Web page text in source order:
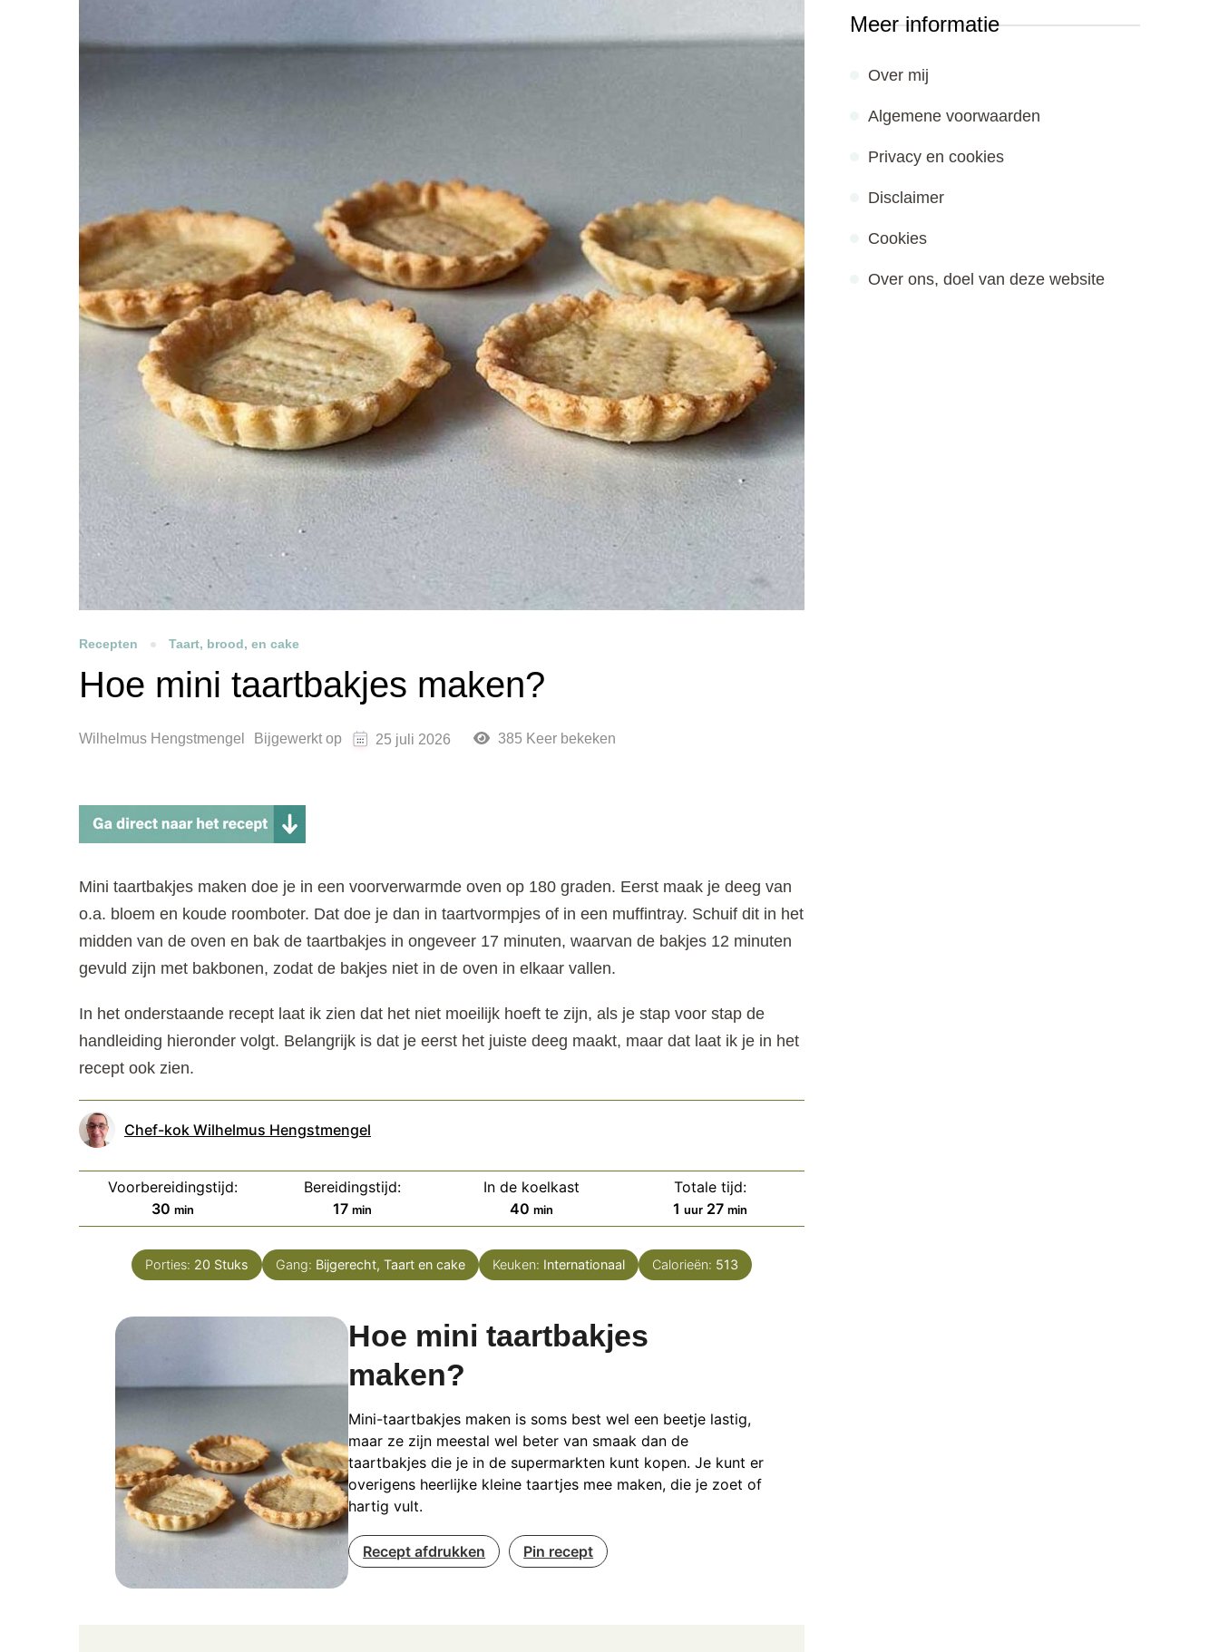
Recepten Taart, brood, en cake
Hoe mini taartbakjes maken?
Wilhelmus Hengstmengel Bijgewerkt op 25 juli 2026 385 Keer bekeken
Mini taartbakjes maken doe je in een voorverwarmde oven op 180 graden. Eerst maak je deeg van
o.a. bloem en koude roomboter. Dat doe je dan in taartvormpjes of in een muffintray. Schuif dit in het
midden van de oven en bak de taartbakjes in ongeveer 17 minuten, waarvan de bakjes 12 minuten
gevuld zijn met bakbonen, zodat de bakjes niet in de oven in elkaar vallen.
In het onderstaande recept laat ik zien dat het niet moeilijk hoeft te zijn, als je stap voor stap de
handleiding hieronder volgt. Belangrijk is dat je eerst het juiste deeg maakt, maar dat laat ik je in het
recept ook zien.
Chef-kok Wilhelmus Hengstmengel
Voorbereidingstijd:
30 minuten
min
Bereidingstijd:
17minuten
min
In de koelkast
40minuten
min
Totale tijd:
1 uur
uur 27minuten
min
Porties: 20 Stuks Gang: Bijgerecht, Taart en cake Keuken: Internationaal Calorieën: 513
Hoe mini taartbakjes
maken?
Mini-taartbakjes maken is soms best wel een beetje lastig,
maar ze zijn meestal wel beter van smaak dan de
taartbakjes die je in de supermarkten kunt kopen. Je kunt er
overigens heerlijke kleine taartjes mee maken, die je zoet of
hartig vult.
Recept afdrukken Pin recept
Meer informatie
Over mij
Algemene voorwaarden
Privacy en cookies
Disclaimer
Cookies
Over ons, doel van deze website